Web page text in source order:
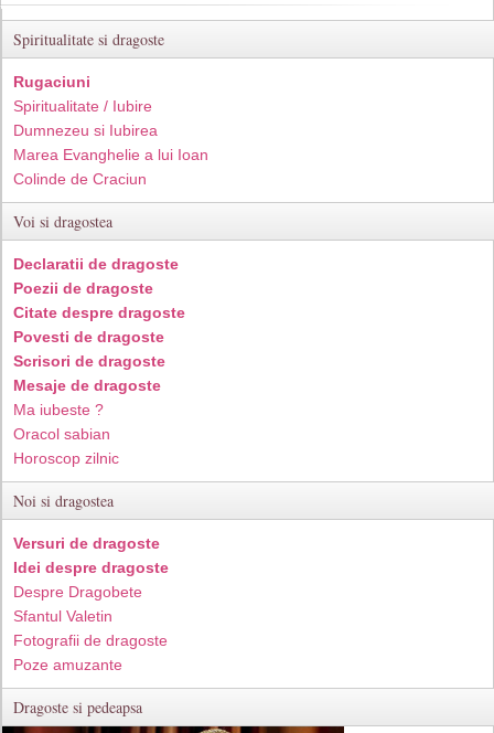
Spiritualitate si dragoste
Rugaciuni
Spiritualitate / Iubire
Dumnezeu si Iubirea
Marea Evanghelie a lui Ioan
Colinde de Craciun
Voi si dragostea
Declaratii de dragoste
Poezii de dragoste
Citate despre dragoste
Povesti de dragoste
Scrisori de dragoste
Mesaje de dragoste
Ma iubeste ?
Oracol sabian
Horoscop zilnic
Noi si dragostea
Versuri de dragoste
Idei despre dragoste
Despre Dragobete
Sfantul Valetin
Fotografii de dragoste
Poze amuzante
Dragoste si pedeapsa